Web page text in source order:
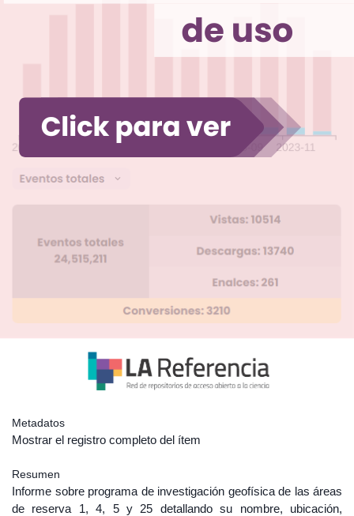
Metadatos
Mostrar el registro completo del ítem
Resumen
Informe sobre programa de investigación geofísica de las áreas
de reserva 1, 4, 5 y 25 detallando su nombre, ubicación,